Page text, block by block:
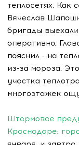
теплосетях. Как
Вячеслав
бригады
оперативно.
пояснил - на
из-за мороза.
участка
многоэтажек
Штормовое
Краснодаре: